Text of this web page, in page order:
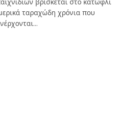
βρίσκεται στο κατώφλι
ταραχώδη χρόνια που